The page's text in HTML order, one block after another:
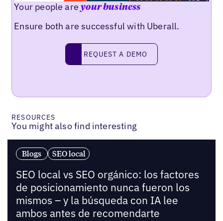
Your people areyour business
Ensure both are successful with Uberall.
Request a demo
REQUEST A DEMO
RESOURCES
You might also find interesting
Blogs SEO local
SEO local vs SEO orgánico: los factores
de posicionamiento nunca fueron los
mismos – y la búsqueda con IA lee
ambos antes de recomendarte